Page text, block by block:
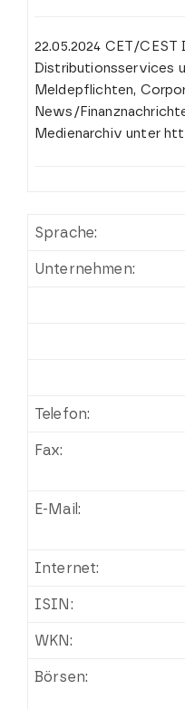
22.05.2024 CET/CEST
Distributionsservices
Meldepflichten,
News/
Medienarchiv unter
Sprache:
Unternehmen:
Telefon:
Fax:
E-Mail:
Internet:
ISIN:
WKN:
Börsen: